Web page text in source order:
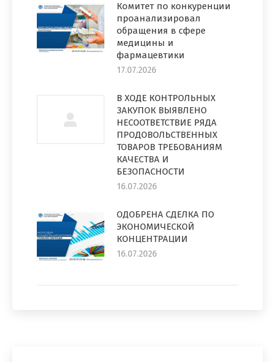
Комитет по конкуренции
проанализировал
обращения в сфере
медицины и
фармацевтики
17.07.2026
В ХОДЕ КОНТРОЛЬНЫХ
ЗАКУПОК ВЫЯВЛЕНО
НЕСООТВЕТСТВИЕ РЯДА
ПРОДОВОЛЬСТВЕННЫХ
ТОВАРОВ ТРЕБОВАНИЯМ
КАЧЕСТВА И
БЕЗОПАСНОСТИ
16.07.2026
ОДОБРЕНА СДЕЛКА ПО
ЭКОНОМИЧЕСКОЙ
КОНЦЕНТРАЦИИ
16.07.2026